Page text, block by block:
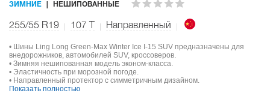
ЗИМНИЕ НЕШИПОВАННЫЕ
255/55 R19 107 Направленный
• Шины Ling Long Green-Max Winter Ice I-15 SUV предназначены для
внедорожников, автомобилей SUV, кроссоверов.
• Зимняя нешипованная модель эконом-класса.
• Эластичность при морозной погоде.
• Направленный протектор с симметричным дизайном.
Показать полностью